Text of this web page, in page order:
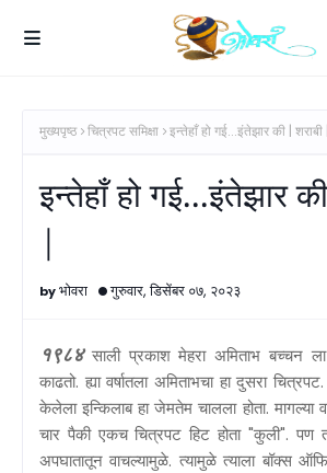
मुख्यपृष्ठ चित्रपट समिक्षा इन्तेहाँ हो गई...इंतेझार की | शराबी |
इन्तेहाँ हो गई...इंतेझार
|
भोवरा गुरुवार, डिसेंबर ०७, २०२३
१९८४साली प्रकाश मेहरा अमिताभ बच्चन
काढतो. ह्या वर्षातला अमिताभचा हा दुसरा
केलेला इन्किलाब हा जेमतेम चालला होता. मागल्या
चार पैकी एकच चित्रपट हिट होता "कुली". पण
अपघातातून वाचल्यामुळे. त्यामुळे त्याला बॉक्स